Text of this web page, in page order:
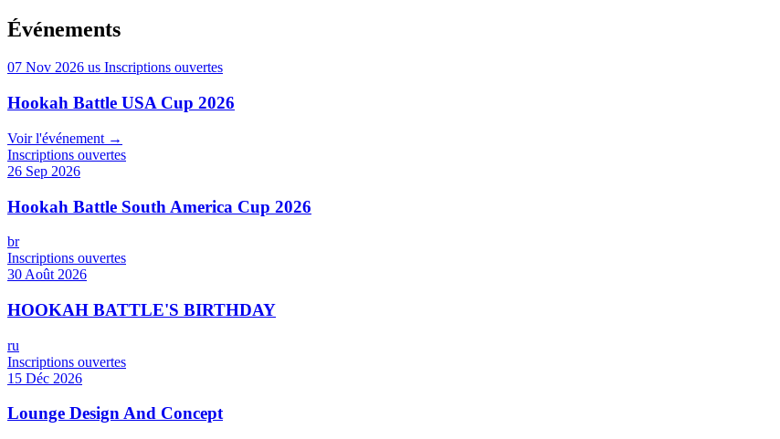
Événements
07 Nov 2026 us Inscriptions ouvertes
Hookah Battle USA Cup 2026
Voir l'événement →
Inscriptions ouvertes
26 Sep 2026
Hookah Battle South America Cup 2026
br
Inscriptions ouvertes
30 Août 2026
HOOKAH BATTLE'S BIRTHDAY
ru
Inscriptions ouvertes
15 Déc 2026
Lounge Design And Concept